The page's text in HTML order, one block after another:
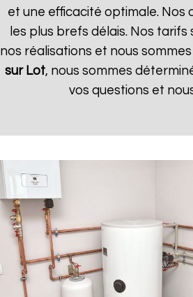
et une efficacité optimale. Nos
les plus brefs délais. Nos
nos réalisations et nous
sur Lot, nous sommes
vos questions et